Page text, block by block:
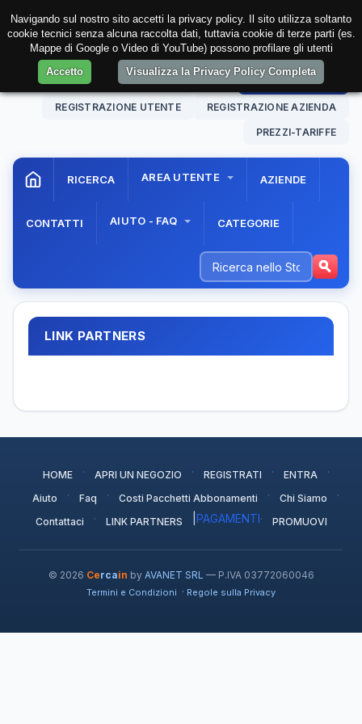
07 Aug. 202621:38:42 AREA RISERVATA
REGISTRAZIONE UTENTE REGISTRAZIONE AZIENDA
PREZZI-TARIFFE
RICERCA AREA UTENTE AZIENDE
CONTATTI AIUTO - FAQ CATEGORIE
LINK PARTNERS
HOME · APRI UN NEGOZIO · REGISTRATI · ENTRA ·
Aiuto · Faq · Costi Pacchetti Abbonamenti · Chi Siamo ·
Contattaci · LINK PARTNERS PAGAMENTI· PROMUOVI
© 2026 Cercain by AVANET SRL — P.IVA 03772060046
Termini e Condizioni · Regole sulla Privacy
Navigando sul nostro sito accetti la privacy policy. Il sito utilizza soltanto
cookie tecnici senza alcuna raccolta dati, tuttavia cookie di terze parti (es.
Mappe di Google o Video di YouTube) possono profilare gli utenti
Accetto
Visualizza la Privacy Policy Completa